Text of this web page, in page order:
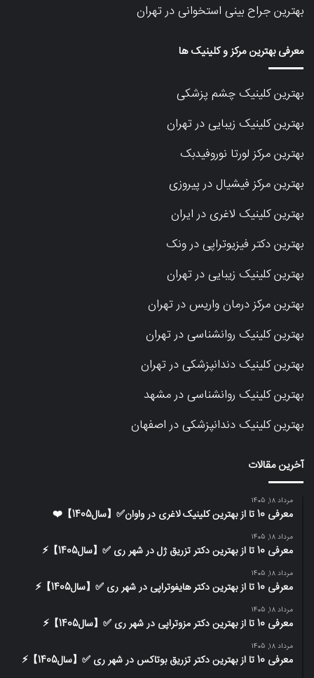
بهترین جراح بینی استخوانی در تهران
معرفی بهترین مرکز و کلینیک ها
بهترین کلینیک چشم پزشکی
بهترین کلینیک زیبایی در تهران
بهترین مرکز لورتا نوروفیدبک
بهترین مرکز فیشیال در پیروزی
بهترین کلینیک لاغری در ایران
بهترین دکتر فیزیوتراپی در ونک
بهترین کلینیک زیبایی در تهران
بهترین مرکز درمان واریس در تهران
بهترین کلینیک روانشناسی در تهران
بهترین کلینیک دندانپزشکی در تهران
بهترین کلینیک روانشناسی در مشهد
بهترین کلینیک دندانپزشکی در اصفهان
آخرین مقالات
مرداد 18, 1405
معرفی 10 تا از بهترین کلینیک لاغری در واوان✅【سال1405】❤️
مرداد 18, 1405
معرفی 10 تا از بهترین دکتر تزریق ژل در شهر ری ✅【سال1405】⚡️
مرداد 18, 1405
معرفی 10 تا از بهترین دکتر هایفوتراپی در شهر ری ✅【سال1405】⚡️
مرداد 18, 1405
معرفی 10 تا از بهترین دکتر مزوتراپی در شهر ری ✅【سال1405】⚡️
مرداد 18, 1405
معرفی 10 تا از بهترین دکتر تزریق بوتاکس در شهر ری ✅【سال1405】⚡️